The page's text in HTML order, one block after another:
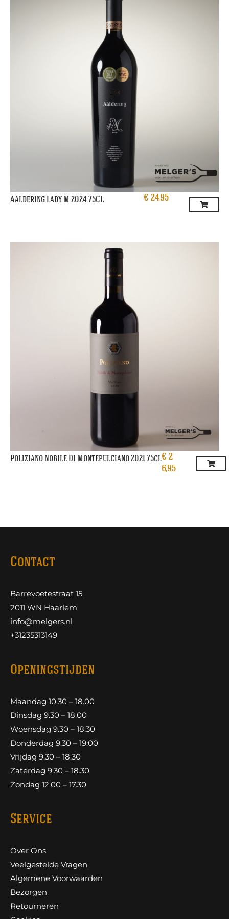
Aaldering Lady M 2024 75CL € 24,95
Poliziano Nobile Di Montepulciano 2021 75cl€ 2
6,95
Contact
Barrevoetestraat 15
2011 WN Haarlem
info@melgers.nl
+31235313149
Openingstijden
Maandag 10.30 – 18.00
Dinsdag 9.30 – 18.00
Woensdag 9.30 – 18.30
Donderdag 9.30 – 19:00
Vrijdag 9.30 – 18:30
Zaterdag 9.30 – 18.30
Zondag 12.00 – 17.30
Service
Over Ons
Veelgestelde Vragen
Algemene Voorwaarden
Bezorgen
Retourneren